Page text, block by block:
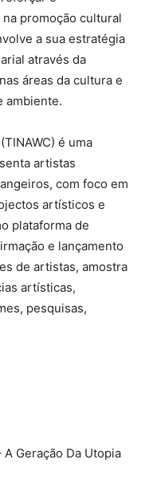
promoção cultural
a sua estratégia
através da
áreas da cultura e
ambiente.
é uma
artistas
com foco em
artísticos e
plataforma de
e lançamento
de artistas, amostra
artísticas,
pesquisas,
A Geração Da Utopia